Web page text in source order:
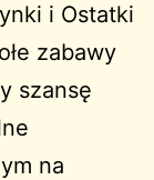
i Ostatki
zabawy
szansę
na